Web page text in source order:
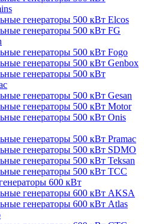
генераторы 500 кВт Elcos
генераторы 500 кВт FG
генераторы 500 кВт Fogo
генераторы 500 кВт Genbox
генераторы 500 кВт
генераторы 500 кВт Gesan
генераторы 500 кВт Motor
генераторы 500 кВт Onis
генераторы 500 кВт Pramac
генераторы 500 кВт SDMO
генераторы 500 кВт Teksan
генераторы 500 кВт ТСС
600 кВт
генераторы 600 кВт AKSA
генераторы 600 кВт Atlas